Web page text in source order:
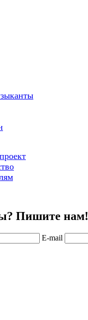
Пишите нам!
E-mail